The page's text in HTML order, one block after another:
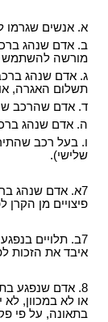
א. אנשים שגרמו
ב. אדם שנהג
מורשה להשתמש
ג. אדם שנהג
תשלום האגרה,
ד. אדם שהרכב
ה. אדם שנהג
ו. בעל רכב
שלישי).
7א. אדם שנהג
פיצויים מן הקרן
7ב. תלויים
איבד את הזכות
8. אדם שנפגע
או לא במכוון, לא
בתאונה, על פי